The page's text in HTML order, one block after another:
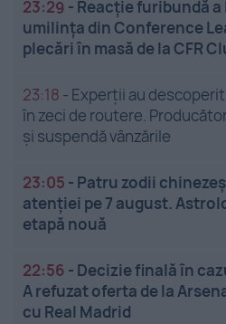
23:29 - Reacție furibundă a
umilința din Conference
plecări în masă de la CFR
23:18 - Experții au
în zeci de routere.
și suspendă vânzările
23:05 - Patru zodii
atenției pe 7 august.
etapă nouă
22:56 - Decizie finală în
A refuzat oferta de la
cu Real Madrid